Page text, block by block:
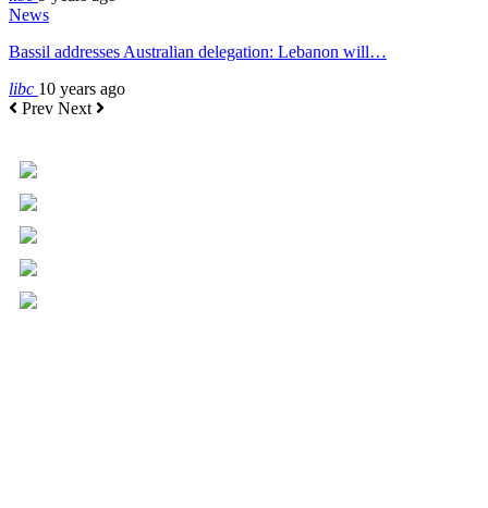
News
Bassil addresses Australian delegation: Lebanon will…
libc 10 years ago
Prev Next